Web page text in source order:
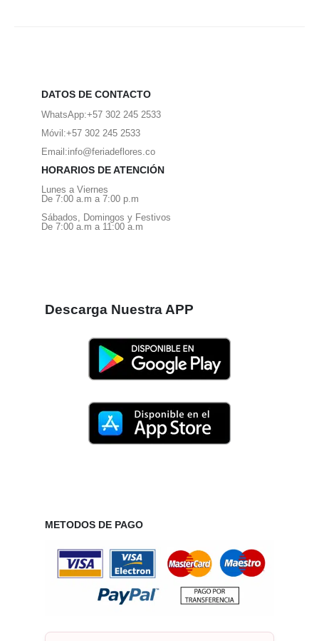
DATOS DE CONTACTO
WhatsApp:+57 302 245 2533
Móvil:+57 302 245 2533
Email:info@feriadeflores.co
HORARIOS DE ATENCIÓN
Lunes a Viernes
De 7:00 a.m a 7:00 p.m
Sábados, Domingos y Festivos
De 7:00 a.m a 11:00 a.m
Descarga Nuestra APP
METODOS DE PAGO